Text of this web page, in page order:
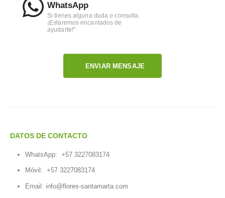
WhatsApp
Si tienes alguna duda o consulta.
¡Estaremos encantados de
ayudarte!"
ENVIAR MENSAJE
DATOS DE CONTACTO
WhatsApp: +57 3227083174
Móvil: +57 3227083174
Email: info@flores-santamarta.com